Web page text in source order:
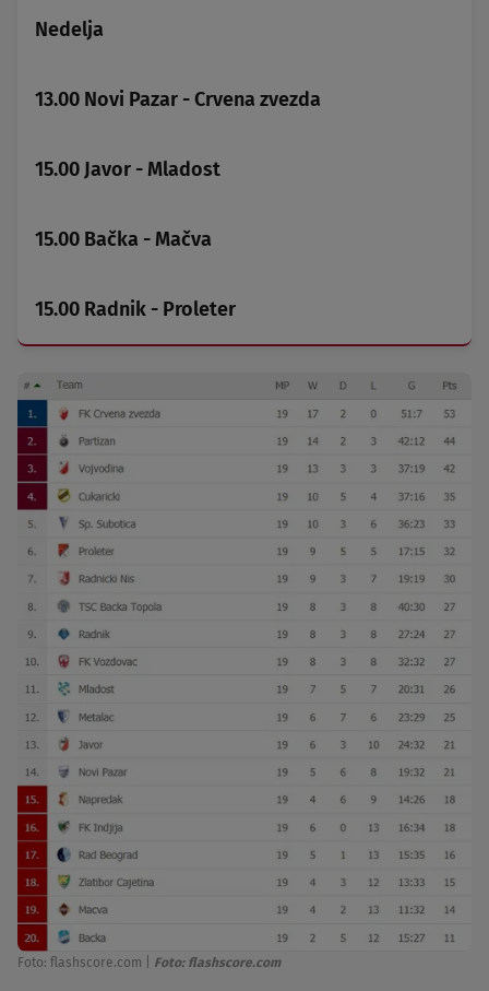
Nedelja
13.00 Novi Pazar - Crvena zvezda
15.00 Javor - Mladost
15.00 Bačka - Mačva
15.00 Radnik - Proleter
Foto: flashscore.com Foto: flashscore.com